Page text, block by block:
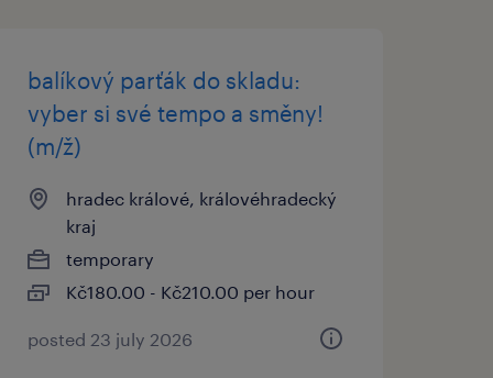
balíkový parťák do skladu:
vyber si své tempo a směny!
(m/ž)
hradec králové, královéhradecký
kraj
temporary
Kč180.00 - Kč210.00 per hour
posted 23 july 2026